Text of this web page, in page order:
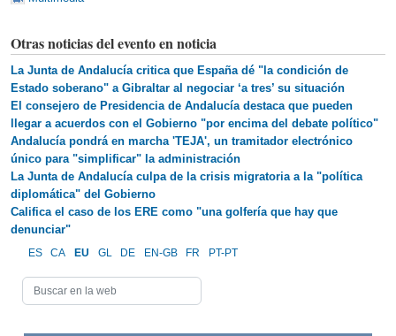
Otras noticias del evento en noticia
La Junta de Andalucía critica que España dé "la condición de
Estado soberano" a Gibraltar al negociar ‘a tres’ su situación
El consejero de Presidencia de Andalucía destaca que pueden
llegar a acuerdos con el Gobierno "por encima del debate político"
Andalucía pondrá en marcha 'TEJA', un tramitador electrónico
único para "simplificar" la administración
La Junta de Andalucía culpa de la crisis migratoria a la "política
diplomática" del Gobierno
Califica el caso de los ERE como "una golfería que hay que
denunciar"
ES CA EU GL DE EN-GB FR PT-PT